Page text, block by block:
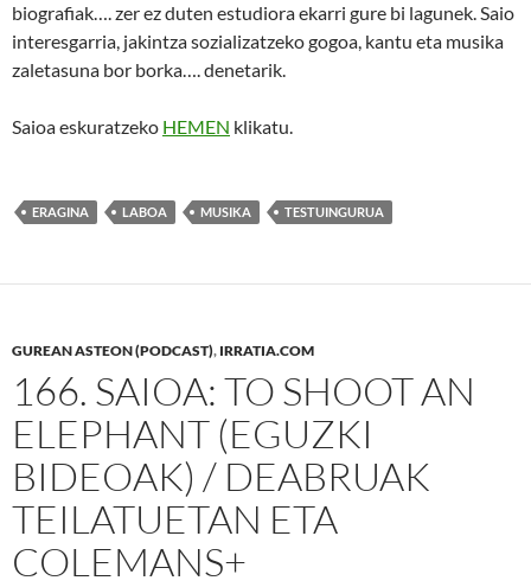
biografiak…. zer ez duten estudiora ekarri gure bi lagunek. Saio
interesgarria, jakintza sozializatzeko gogoa, kantu eta musika
zaletasuna bor borka…. denetarik.
Saioa eskuratzeko HEMEN klikatu.
ERAGINA LABOA MUSIKA TESTUINGURUA
GUREAN ASTEON (PODCAST), IRRATIA.COM
166. SAIOA: TO SHOOT AN
ELEPHANT (EGUZKI
BIDEOAK) / DEABRUAK
TEILATUETAN ETA
COLEMANS+